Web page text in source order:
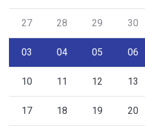
27 28 29 30
03 04 05 06
10 11 12 13
17 18 19 20